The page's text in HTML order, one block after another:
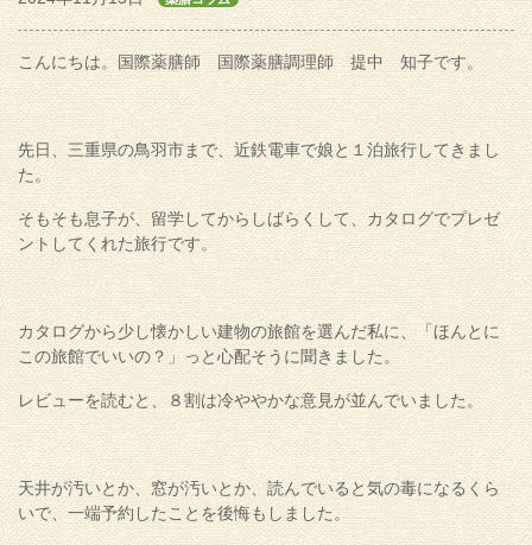
こんにちは。国際薬膳師 国際薬膳調理師 提中 知子です。
先日、三重県の鳥羽市まで、近鉄電車で娘と１泊旅行してきまし
た。
そもそも息子が、留学してからしばらくして、カタログでプレゼ
ントしてくれた旅行です。
カタログから少し懐かしい建物の旅館を選んだ私に、「ほんとに
この旅館でいいの？」っと心配そうに聞きました。
レビューを読むと、８割は冷ややかな意見が並んでいました。
天井が汚いとか、窓が汚いとか、読んでいると気の毒になるくら
いで、一端予約したことを後悔もしました。